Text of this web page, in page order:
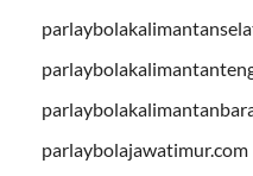
parlaybolajawatimur.com